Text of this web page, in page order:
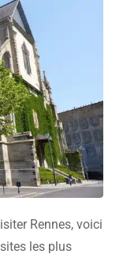
Rennes, voici
les plus